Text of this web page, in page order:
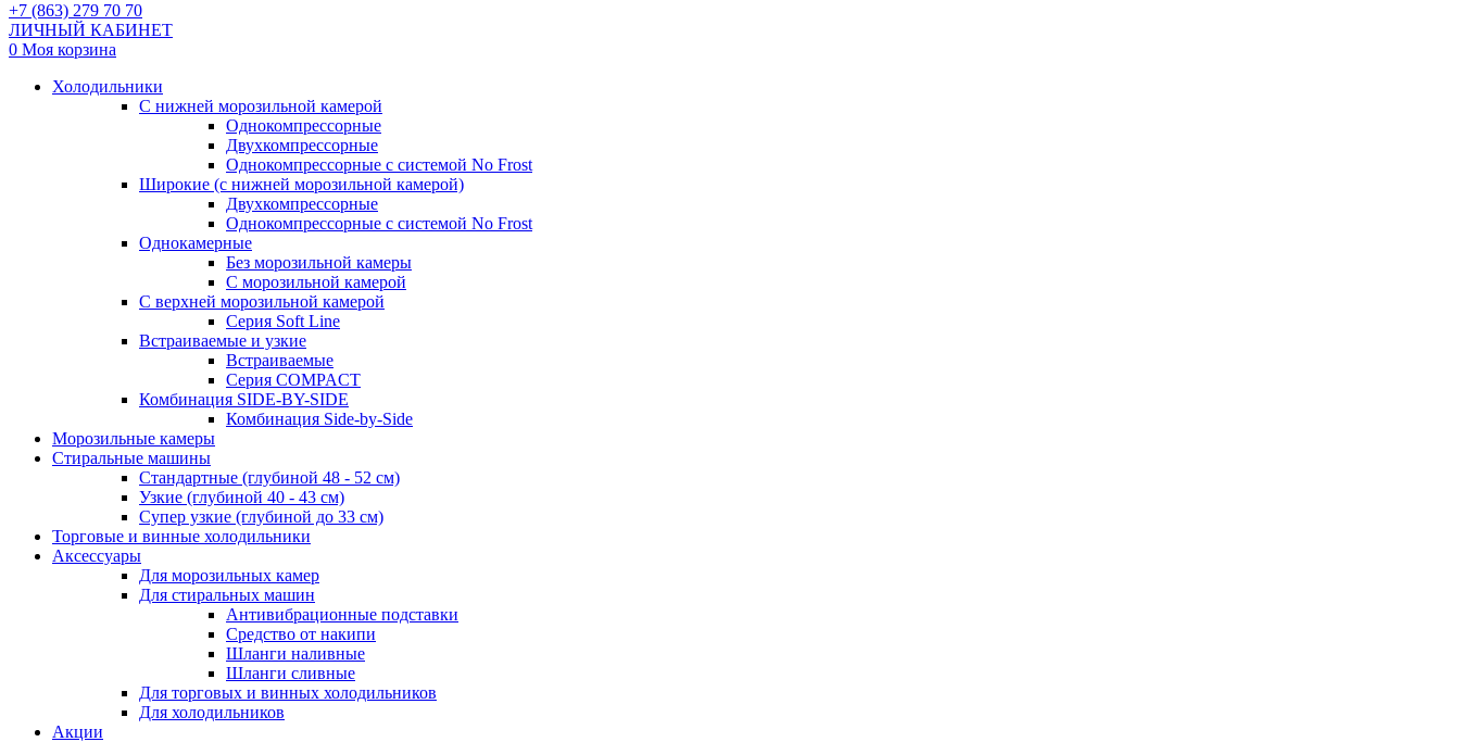
+7 (863) 279 70 70
ЛИЧНЫЙ КАБИНЕТ
0 Моя корзина
Холодильники
С нижней морозильной камерой
Однокомпрессорные
Двухкомпрессорные
Однокомпрессорные с системой No Frost
Широкие (с нижней морозильной камерой)
Двухкомпрессорные
Однокомпрессорные с системой No Frost
Однокамерные
Без морозильной камеры
С морозильной камерой
С верхней морозильной камерой
Серия Soft Line
Встраиваемые и узкие
Встраиваемые
Серия СOMPACT
Комбинация SIDE-BY-SIDE
Комбинация Side-by-Side
Морозильные камеры
Стиральные машины
Стандартные (глубиной 48 - 52 см)
Узкие (глубиной 40 - 43 см)
Супер узкие (глубиной до 33 см)
Торговые и винные холодильники
Аксессуары
Для морозильных камер
Для стиральных машин
Антивибрационные подставки
Средство от накипи
Шланги наливные
Шланги сливные
Для торговых и винных холодильников
Для холодильников
Акции